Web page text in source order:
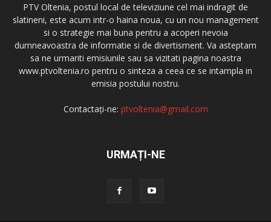
PTV Oltenia, postul local de televiziune cel mai indragit de
slatineni, este acum intr-o haina noua, cu un nou management
si o strategie mai buna pentru a acoperi nevoia
dumneavoastra de informatie si de divertisment. Va asteptam
sa ne urmariti emisiunile sau sa vizitati pagina noastra
www.ptvoltenia.ro pentru o sinteza a ceea ce se intampla in
emisia postului nostru.
Contactați-ne: ptvoltenia@gmail.com
URMAȚI-NE